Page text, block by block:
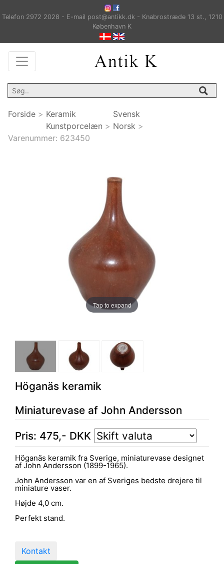
Telefon 2972 2028 - E-mail post@antikk.dk - Knabrostræde 13 st., 1210
København K
Forside > Keramik
Kunstporcelæn >
Svensk
Norsk >
Varenummer: 623450
Tap to expand
Höganäs keramik
Miniaturevase af John Andersson
Pris: 475,- DKK
Höganäs keramik fra Sverige, miniaturevase designet
af John Andersson (1899-1965).
John Andersson var en af Sveriges bedste drejere til
miniature vaser.
Højde 4,0 cm.
Perfekt stand.
Kontakt